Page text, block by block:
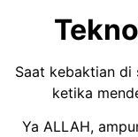
Saat kebaktian di
ketika
Ya ALLAH,